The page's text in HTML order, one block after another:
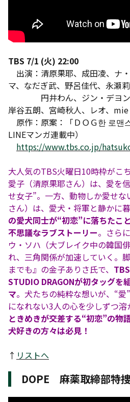
TBS 7/1 (火) 22:00
出演：清原果耶、成田凌、ナ
マ、なだぎ武、野呂佳代、永瀬
円井わん、ジン・デヨン、
岸谷五朗、宮崎秋人、レオ、mie
原作：原案：「ＤＯＧ한 로맨
LINEマンガ連載中）
https://www.tbs.co.jp/
大人気のTBS火曜日10時枠がこ
愛子（清原果耶さん）は、愛を
せ女子”。一方、動物しか愛せ
さん）は、愛犬・将軍と静かに
の愛犬同士が“初恋”に落ちたこ
不思議なラブストーリー。さら
ウ・ソハ（大ブレイク中の韓国
れ、三角関係が加速していく。
までも』の金子ありさ氏で、
STUDIO DRAGONが初タッグを
マ。犬たちの純粋な想いが、“
になれない3人の心を少しずつ溶
ときめきが交差する“初恋”の物
犬好きの方々は必見！
↑ リストへ
DOPE 麻薬取締部特